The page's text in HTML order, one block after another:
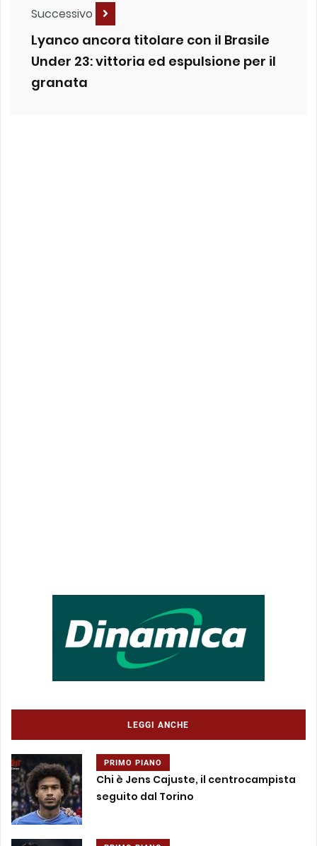
Successivo
Lyanco ancora titolare con il Brasile
Under 23: vittoria ed espulsione per il
granata
LEGGI ANCHE
PRIMO PIANO
Chi è Jens Cajuste, il centrocampista
seguito dal Torino